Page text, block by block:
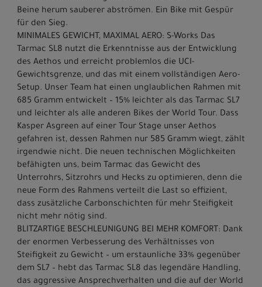
Beine herum sauberer abströmen. Ein Bike mit Gespür
für den Sieg.
MINIMALES GEWICHT, MAXIMAL AERO: S-Works Das
Tarmac SL8 nutzt die Erkenntnisse aus der Entwicklung
des Aethos und erreicht problemlos die UCI-
Gewichtsgrenze, und das mit einem vollständigen Aero-
Setup. Unser Team hat einen unglaublichen Rahmen mit
685 Gramm entwickelt – 15% leichter als das Tarmac SL7
und leichter als alle anderen Bikes der World Tour. Dass
Kasper Asgreen auf einer Tour Stage unser Aethos
gefahren ist, dessen Rahmen nur 585 Gramm wiegt, zählt
irgendwie nicht. Die neuen technischen Möglichkeiten
befähigten uns, beim Tarmac das Gewicht des
Unterrohrs, Sitzrohrs und Hecks zu optimieren, denn die
neue Form des Rahmens verteilt die Last so effizient,
dass zusätzliche Carbonschichten für mehr Steifigkeit
nicht mehr nötig sind.
BLITZARTIGE BESCHLEUNIGUNG BEI MEHR KOMFORT: Dank
der enormen Verbesserung des Verhältnisses von
Steifigkeit zu Gewicht – um erstaunliche 33% gegenüber
dem SL7 – hebt das Tarmac SL8 das legendäre Handling,
das aggressive Ansprechverhalten und die auf der World